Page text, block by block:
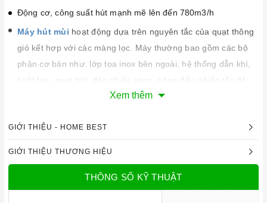
Động cơ, công suất hút mạnh mẽ lên đến 780m3/h
Máy hút mùi hoạt động dựa trên nguyên tắc của quạt thông
gió kết hợp với các màng lọc. Máy thường bao gồm các bộ
phận cơ bản như: lớp toa inox bên ngoài, hệ thống dẫn khí,
lưới lọc
, quạt hút, đèn chiếu sáng, bảng điều khiển tốc độ
cho công việc nấu ăn thêm thuận lợi.
Máy sử dụng phương pháp hút mùi trực tiếp tức mùi được
đẩy ra ngoài theo đường ống thoát D150. Đồng thời chức
Xem thêm
GIỚI THIỆU - HOME BEST
GIỚI THIỆU THƯƠNG HIỆU
THÔNG SỐ KỸ THUẬT